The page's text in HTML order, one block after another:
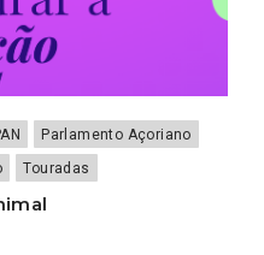
Parlamento Açoriano
Touradas